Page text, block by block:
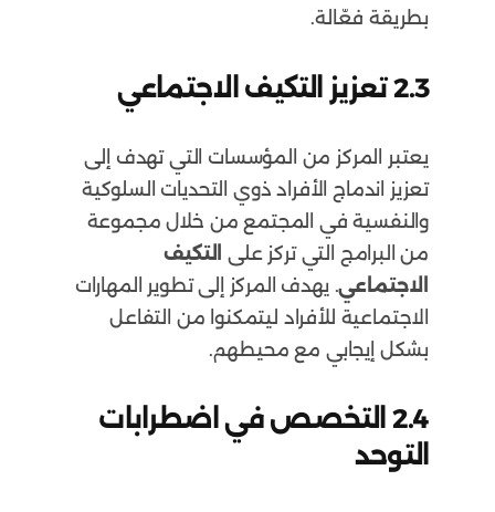
بطريقة فعّالة.
2.3تعزيز التكيف الاجتماعي
يعتبر المركز من المؤسسات التي تهدف إلى
تعزيز اندماج الأفراد ذوي التحديات السلوكية
والنفسية في المجتمع من خلال مجموعة
من البرامج التي تركز على التكيف
الاجتماعي. يهدف المركز إلى تطوير المهارات
الاجتماعية للأفراد ليتمكنوا من التفاعل
بشكل إيجابي مع محيطهم.
2.4 التخصص في اضطرابات
التوحد